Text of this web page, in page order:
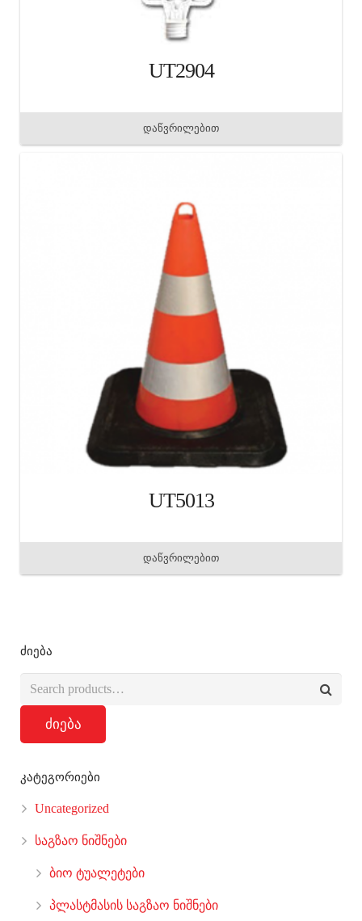
UT2904
დაწვრილებით
UT5013
დაწვრილებით
ძიება
ძიება
კატეგორიები
Uncategorized
საგზაო ნიშნები
ბიო ტუალეტები
პლასტმასის საგზაო ნიშნები